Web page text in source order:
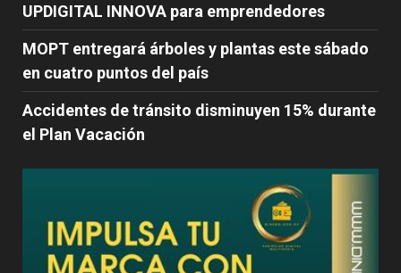
UPDIGITAL INNOVA para emprendedores
MOPT entregará árboles y plantas este sábado
en cuatro puntos del país
Accidentes de tránsito disminuyen 15% durante
el Plan Vacación